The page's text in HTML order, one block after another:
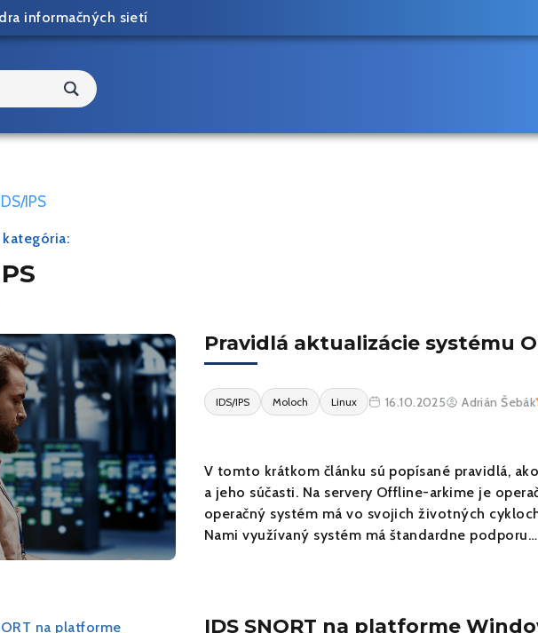
informačných sietí
IDS/IPS
Pravidlá aktualizácie systému
IDS/IPS Moloch Linux 16.10.2025 Adrián Šebák
V tomto krátkom článku sú popísané pravidlá,
a jeho súčasti. Na servery Offline-arkime je
operačný systém má vo svojich životných
Nami využívaný systém má štandardne podporu…
IDS SNORT na platforme